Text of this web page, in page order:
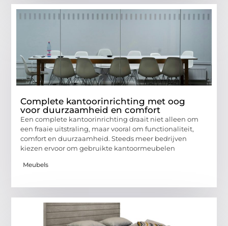
Complete kantoorinrichting met oog
voor duurzaamheid en comfort
Een complete kantoorinrichting draait niet alleen om
een fraaie uitstraling, maar vooral om functionaliteit,
comfort en duurzaamheid. Steeds meer bedrijven
kiezen ervoor om gebruikte kantoormeubelen
Meubels